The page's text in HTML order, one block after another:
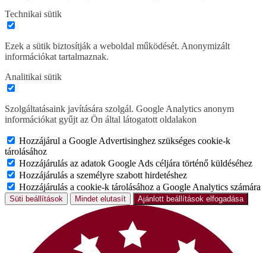
Technikai sütik
Ezek a sütik biztosítják a weboldal működését. Anonymizált
információkat tartalmaznak.
Analitikai sütik
Szolgáltatásaink javítására szolgál. Google Analytics anonym
információkat gyűjt az Ön által látogatott oldalakon
Hozzájárul a Google Advertisinghez szükséges cookie-k
tárolásához
Hozzájárulás az adatok Google Ads céljára történő küldéséhez
Hozzájárulás a személyre szabott hirdetéshez
Hozzájárulás a cookie-k tárolásához a Google Analytics számára
Süti beállítások Mindet elutasít Ajánlott beállítások elfogadása